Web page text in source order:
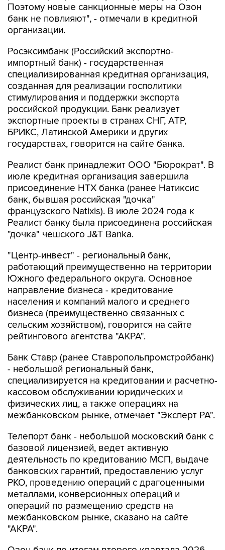
Поэтому новые санкционные меры на Озон
банк не повлияют", - отмечали в кредитной
организации.
Росэксимбанк (Российский экспортно-
импортный банк) - государственная
специализированная кредитная организация,
созданная для реализации госполитики
стимулирования и поддержки экспорта
российской продукции. Банк реализует
экспортные проекты в странах СНГ, АТР,
БРИКС, Латинской Америки и других
государствах, говорится на сайте банка.
Реалист банк принадлежит ООО "Бюрократ". В
июле кредитная организация завершила
присоединение НТХ банка (ранее Натиксис
банк, бывшая российская "дочка"
французского Natixis). В июле 2024 года к
Реалист банку была присоединена российская
"дочка" чешского J&T Banka.
"Центр-инвест" - региональный банк,
работающий преимущественно на территории
Южного федерального округа. Основное
направление бизнеса - кредитование
населения и компаний малого и среднего
бизнеса (преимущественно связанных с
сельским хозяйством), говорится на сайте
рейтингового агентства "АКРА".
Банк Ставр (ранее Ставропольпромстройбанк)
- небольшой региональный банк,
специализируется на кредитовании и расчетно-
кассовом обслуживании юридических и
физических лиц, а также операциях на
межбанковском рынке, отмечает "Эксперт РА".
Телепорт банк - небольшой московский банк с
базовой лицензией, ведет активную
деятельность по кредитованию МСП, выдаче
банковских гарантий, предоставлению услуг
РКО, проведению операций с драгоценными
металлами, конверсионных операций и
операций по размещению средств на
межбанковском рынке, сказано на сайте
"АКРА".